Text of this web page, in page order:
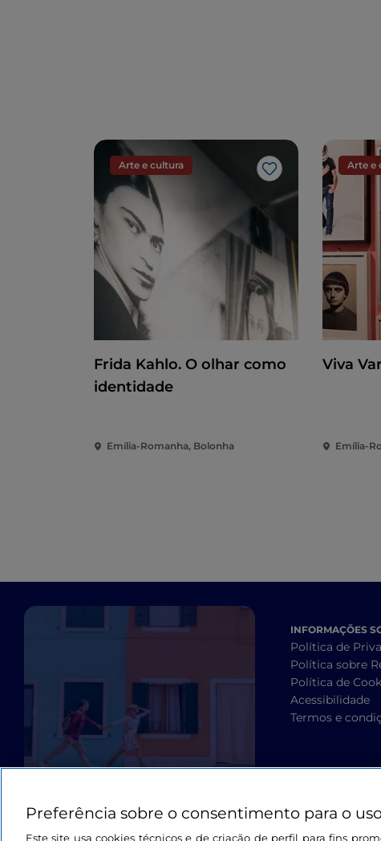
Arte e cultura
Gosto
Frida Kahlo. O olhar como
identidade
Emília-Romanha, Bolonha
Arte e
Viva
Emília-
INFORMAÇÕES
Política de
Política sobre
Política de
Acessibilidade
Termos e
Preferência sobre o consentimento para o
Este site usa cookies técnicos e de criação de perfil para fins